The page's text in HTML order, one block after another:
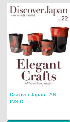
Discover Japan - AN
INSID...